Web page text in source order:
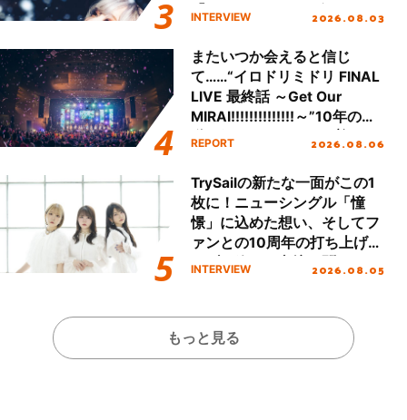
「Amore」インタビュー
INTERVIEW 2026.08.03
またいつか会えると信じ
て……“イロドリミドリ FINAL
LIVE 最終話 ～Get Our
MIRAI!!!!!!!!!!!!!!～”10年の活
動を経てファイナルを迎える
REPORT 2026.08.06
TrySailの新たな一面がこの1
枚に！ニューシングル「憧
憬」に込めた想い、そしてフ
ァンとの10周年の打ち上げラ
イブを終えた心境を聞いた。
INTERVIEW 2026.08.05
もっと見る